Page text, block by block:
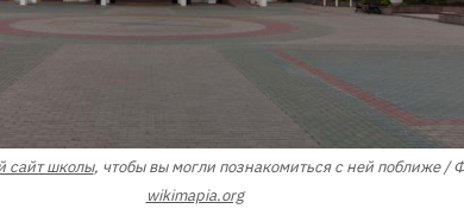
сайт школы, чтобы вы могли познакомиться с ней поближе /
wikimapia.org